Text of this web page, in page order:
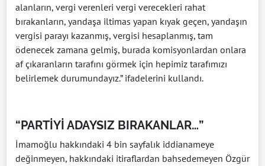
alanların, vergi verenleri vergi verecekleri rahat
bırakanların, yandaşa iltimas yapan kıyak geçen, yandaşın
vergisi parayı kazanmış, vergisi hesaplanmış, tam
ödenecek zamana gelmiş, burada komisyonlardan onlara
af çıkaranların tarafını görmek için hepimiz tarafımızı
belirlemek durumundayız.” ifadelerini kullandı.
“PARTİYİ ADAYSIZ BIRAKANLAR…”
İmamoğlu hakkındaki 4 bin sayfalık iddianameye
değinmeyen, hakkındaki itiraflardan bahsedemeyen Özgür